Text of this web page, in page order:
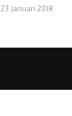
23 Januari 2018